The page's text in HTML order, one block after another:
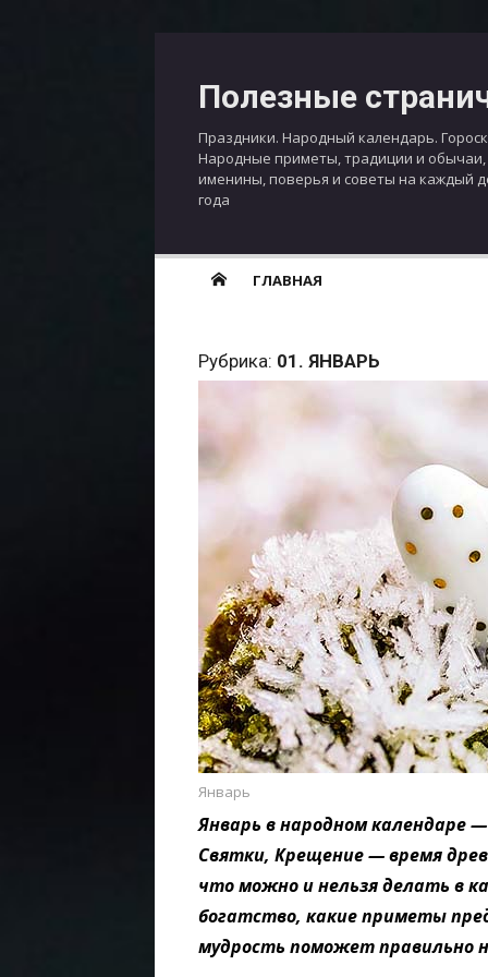
Полезные
Праздники. Народный календарь.
Народные приметы, традиции и обычаи,
именины, поверья и советы на каждый
года
ГЛАВНАЯ
Рубрика: 01. ЯНВАРЬ
Январь
Январь в народном календаре
Святки, Крещение — время
что можно и нельзя делать в
богатство, какие приметы
мудрость поможет правильно